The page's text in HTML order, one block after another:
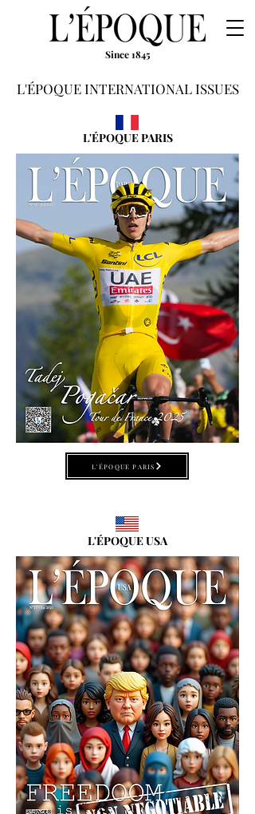
Since 1845
L'ÉPOQUE INTERNATIONAL ISSUES
L'ÉPOQUE PARIS
L'ÉPOQUE PARIS
L'ÉPOQUE USA